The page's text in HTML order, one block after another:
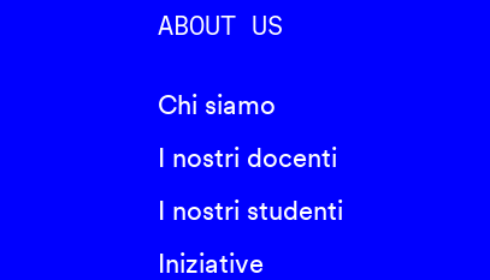
ABOUT US
Chi siamo
I nostri docenti
I nostri studenti
Iniziative